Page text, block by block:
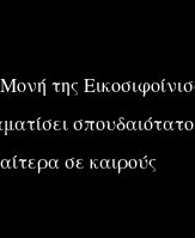
της
σπουδαιότατο
σε καιρούς